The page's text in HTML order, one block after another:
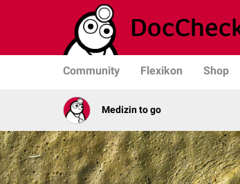
Community Flexikon Shop
Medizin to go